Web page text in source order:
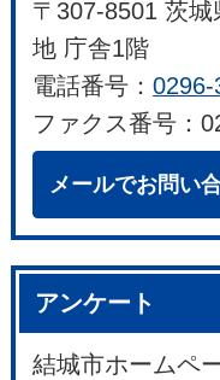
〒307-8501 茨
地 庁舎1階
電話番号：0296-
ファクス番号：
メールでお問い
アンケート
結城市ホームペ